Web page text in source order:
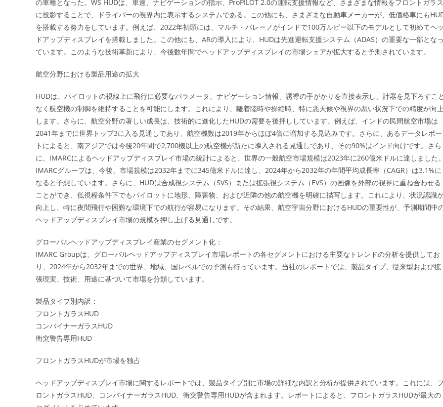
の車種となった。WS HUDは、車速、ナビゲーションの指示、ProPILOT 2.0の運転支援情報など、さまざまな情報をフロントガラス
に投影することで、ドライバーの視界内に表示するシステムである。この他にも、さまざまな自動車メーカーが、低価格車にも
を搭載する努力をしています。例えば、2022年初頭には、マルチ・バレーノがインドで100万ルピー以下のモデルとして初めてヘッ
ドアップディスプレイを搭載しました。この他にも、ARの導入により、HUDは先進運転支援システム（ADAS）の重要な一部となっ
ています。このような技術革新により、今後数年間でヘッドアップディスプレイの市場シェアが拡大すると予測されています。
航空分野における製品用途の拡大
HUDは、パイロットの視線上に飛行に必要なパラメータ、ナビゲーション情報、誘導の手がかりを直接表示し、計器を見下ろすこと
なく航空機の制御を維持することを可能にします。これにより、離着陸時や操縦時、特に悪天候や視界の悪い状況下での精度が向上
します。さらに、航空分野の著しい成長は、技術的に進化したHUDの需要を後押ししています。例えば、インドの民間航空市場は
2041年までに世界トップ3に入る見通しであり、航空機数は2019年からほぼ4倍に増加する見込みです。さらに、あるデータレポー
トによると、南アジアでは今後20年間で2,700機以上の航空機が新たに導入される見通しであり、その90%はインド向けです。さら
に、IMARCによるヘッドアップディスプレイ市場の統計によると、世界の一般航空市場規模は2023年に260億米ドルに達しました。
IMARCグループは、今後、市場規模は2032年までに345億米ドルに達し、2024年から2032年の年間平均成長率（CAGR）は3.1%に
なると予想しています。さらに、HUDは合成視システム（SVS）または拡張視システム（EVS）の画像を外部の視界に重ね合わせる
ことができ、低視程条件下でもパイロットに地形、障害物、および近隣の他の航空機を明確に描写します。これにより、状況認識
向上し、特に夜間飛行や困難な環境下での航行が容易になります。その結果、航空宇宙分野におけるHUDの重要性が、予測期間中
ヘッドアップディスプレイ市場の規模を押し上げる見通しです。
グローバルヘッドアップディスプレイ産業のセグメント化：
IMARC Groupは、グローバルヘッドアップディスプレイ市場レポートの各セグメントにおける主要なトレンドの分析を提供してお
り、2024年から2032年までの世界、地域、国レベルでの予測も行っています。当社のレポートでは、製品タイプ、従来型および拡
張現実、技術、用途に基づいて市場を分類しています。
製品タイプ別内訳：
フロントガラスHUD
コンバイナーガラスHUD
衝突警告専用HUD
フロントガラスHUDが市場を独占
ヘッドアップディスプレイ市場に関するレポートでは、製品タイプ別に市場の詳細な内訳と分析が提供されています。これには、フ
ロントガラスHUD、コンバイナーガラスHUD、衝突警告専用HUDが含まれます。レポートによると、フロントガラスHUDが最大の